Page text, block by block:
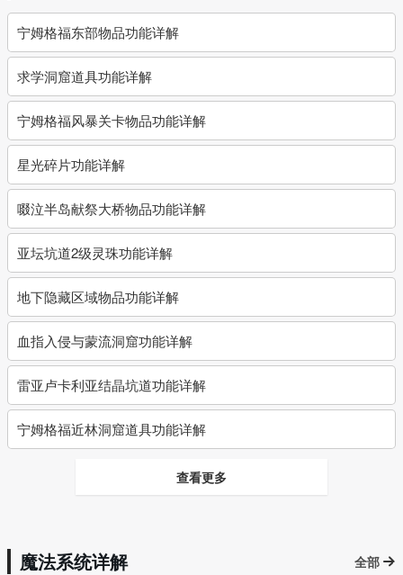
宁姆格福东部物品功能详解
求学洞窟道具功能详解
宁姆格福风暴关卡物品功能详解
星光碎片功能详解
啜泣半岛献祭大桥物品功能详解
亚坛坑道2级灵珠功能详解
地下隐藏区域物品功能详解
血指入侵与蒙流洞窟功能详解
雷亚卢卡利亚结晶坑道功能详解
宁姆格福近林洞窟道具功能详解
查看更多
魔法系统详解 全部